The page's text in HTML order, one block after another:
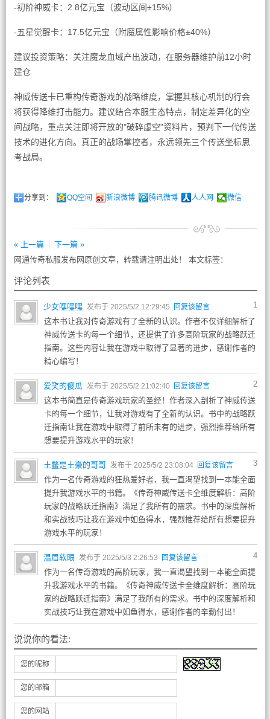
-初阶神威卡：2.8亿元宝（波动区间±15%）
-五星觉醒卡：17.5亿元宝（附魔属性影响价格±40%）
建议投资策略：关注魔龙血域产出波动，在服务器维护前12小时
建仓
神威传送卡已重构传奇游戏的战略维度，掌握其核心机制的行会
将获得降维打击能力。建议结合本服生态特点，制定差异化的空
间战略，重点关注即将开放的"破碎虚空"资料片，预判下一代传送
技术的进化方向。真正的战场掌控者，永远领先三个传送坐标思
考战局。
分享到： QQ空间 新浪微博 腾讯微博 人人网 微信
« 上一篇
下一篇 »
网通传奇私服发布网原创文章，转载请注明出处！ 本文标签：
评论列表
1
少女嘿嘿嘿 发布于 2025/5/2 12:29:45 回复该留言
这本书让我对传奇游戏有了全新的认识。作者不仅详细解析了
神威传送卡的每一个细节，还提供了许多高阶玩家的战略跃迁
指南。这些内容让我在游戏中取得了显著的进步，感谢作者的
精心编写！
2
爱笑的傻瓜 发布于 2025/5/2 21:02:40 回复该留言
这本书简直是传奇游戏玩家的圣经！作者深入剖析了神威传送
卡的每一个细节，让我对游戏有了全新的认识。书中的战略跃
迁指南让我在游戏中取得了前所未有的进步，强烈推荐给所有
想要提升游戏水平的玩家！
3
土鳖是土豪的哥哥 发布于 2025/5/2 23:08:04 回复该留言
作为一名传奇游戏的狂热爱好者，我一直渴望找到一本能全面
提升我游戏水平的书籍。《传奇神威传送卡全维度解析：高阶
玩家的战略跃迁指南》满足了我所有的需求。书中的深度解析
和实战技巧让我在游戏中如鱼得水，强烈推荐给所有想要提升
游戏水平的玩家！
4
温眉软眼 发布于 2025/5/3 2:26:53 回复该留言
作为一名传奇游戏的高阶玩家，我一直渴望找到一本能全面提
升我游戏水平的书籍。《传奇神威传送卡全维度解析：高阶玩
家的战略跃迁指南》满足了我所有的需求。书中的深度解析和
实战技巧让我在游戏中如鱼得水，感谢作者的辛勤付出！
说说你的看法:
您的昵称
您的邮箱
您的网站